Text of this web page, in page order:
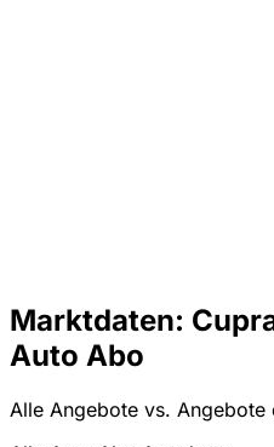
Marktdaten:
Auto Abo
Alle Angebote vs. Angebote